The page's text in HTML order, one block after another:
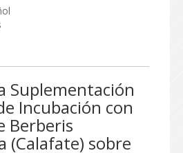
Suplementación
Incubación con
Berberis
(Calafate) sobre